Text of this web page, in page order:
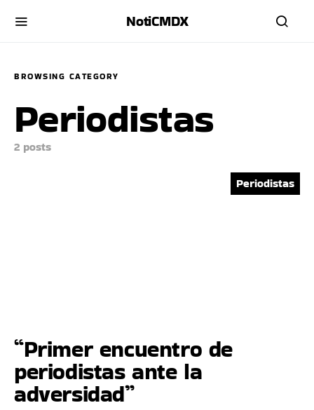
NotiCMDX
BROWSING CATEGORY
Periodistas
2 posts
Periodistas
“Primer encuentro de
periodistas ante la
adversidad”